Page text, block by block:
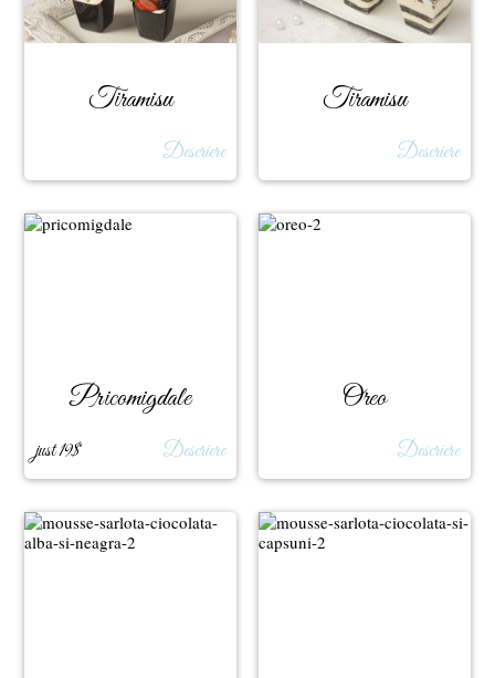
Tiramisu
Descriere
Tiramisu
Descriere
Pricomigdale
just 19$ Descriere
Oreo
Descriere